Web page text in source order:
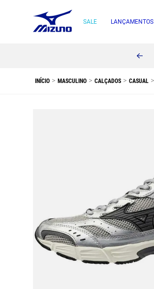
SALE LANÇAMENTOS
MASCULINO CALÇADOS CASUAL